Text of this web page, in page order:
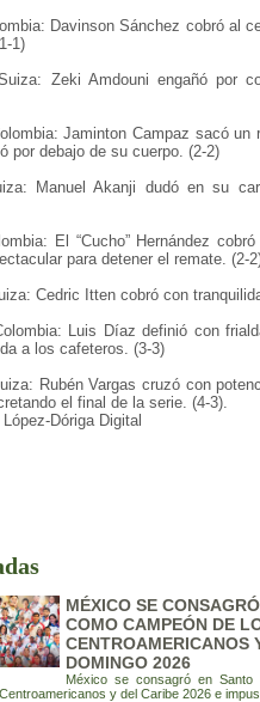
Davinson Sánchez cobró al
1)
Zeki Amdouni engañó por
Jaminton Campaz sacó
por debajo de su cuerpo. (2-2)
Manuel Akanji dudó en su
El “Cucho” Hernández
para detener el remate. (2-
Cedric Itten cobró con
Luis Díaz definió con
a los cafeteros. (3-3)
Rubén Vargas cruzó con
el final de la serie. (4-3).
Dóriga Digital
MÉXICO SE
COMO CAMPEÓN DE
CENTROAMERICANOS
DOMINGO 2026
México se consagró en Santo
y del Caribe 2026 e